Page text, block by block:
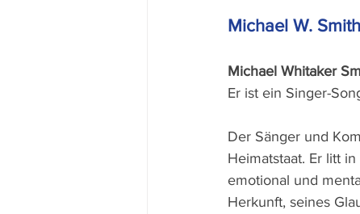
Michael W. Smith
Michael Whitaker
Er ist ein Singer-
Der Sänger und
Heimatstaat. Er litt
emotional und
Herkunft, seines